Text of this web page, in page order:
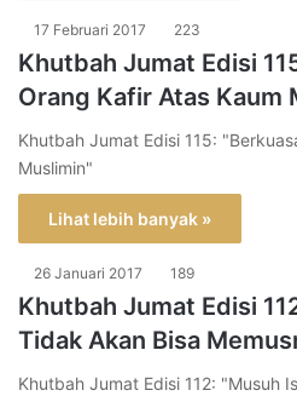
17 Februari 2017 223
Khutbah Jumat Edisi
Orang Kafir Atas Kaum
Khutbah Jumat Edisi 115:
Muslimin"
Lihat lebih banyak »
26 Januari 2017 189
Khutbah Jumat Edisi
Tidak Akan Bisa
Khutbah Jumat Edisi 112: "Musuh